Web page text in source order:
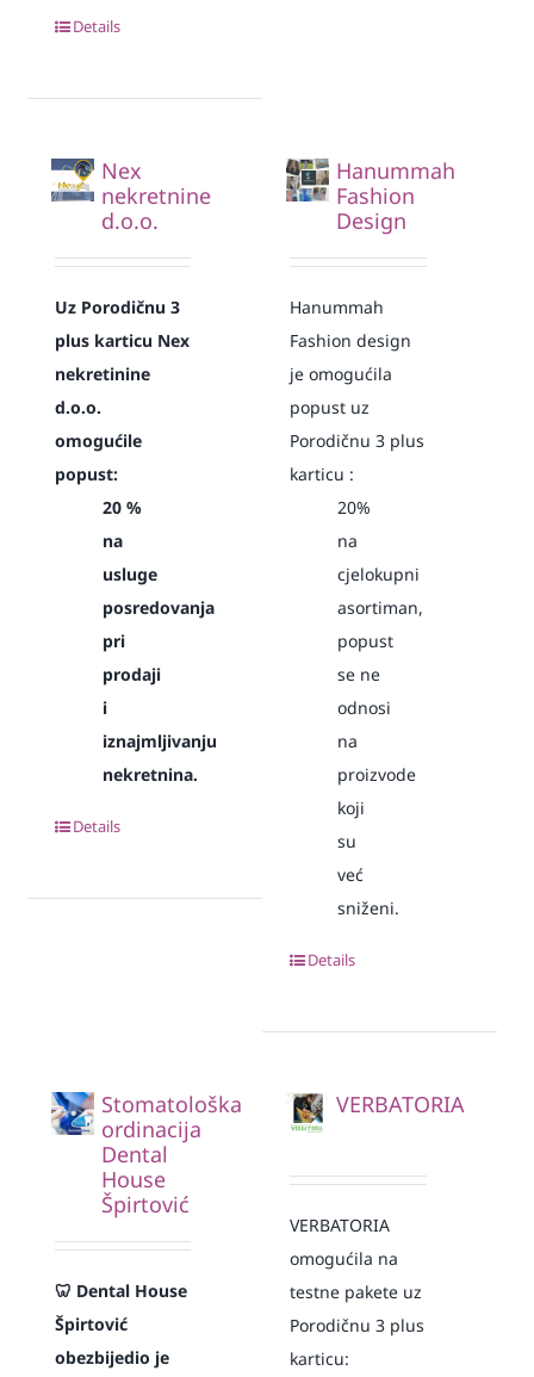
Details
Nex
nekretnine
d.o.o.
Uz Porodičnu 3
plus karticu Nex
nekretinine
d.o.o.
omogućile
popust:
20 %
na
usluge
posredovanja
pri
prodaji
i
iznajmljivanju
nekretnina.
Details
Hanummah
Fashion
Design
Hanummah
Fashion design
je omogućila
popust uz
Porodičnu 3 plus
karticu :
20%
na
cjelokupni
asortiman,
popust
se ne
odnosi
na
proizvode
koji
su
već
sniženi.
Details
Stomatološka
ordinacija
Dental
House
Špirtović
🦷 Dental House
Špirtović
obezbijedio je
VERBATORIA
VERBATORIA
omogućila na
testne pakete uz
Porodičnu 3 plus
karticu: